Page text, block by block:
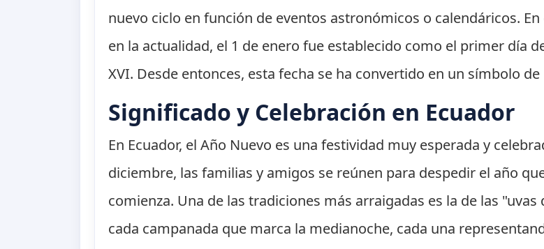
nuevo ciclo en función de eventos astronómicos o calendáricos.
en la actualidad, el 1 de enero fue establecido como el primer día
XVI. Desde entonces, esta fecha se ha convertido en un símbolo
Significado y Celebración en Ecuador
En Ecuador, el Año Nuevo es una festividad muy esperada y
diciembre, las familias y amigos se reúnen para despedir el año
comienza. Una de las tradiciones más arraigadas es la de las
cada campanada que marca la medianoche, cada una